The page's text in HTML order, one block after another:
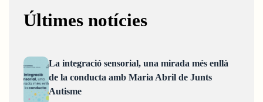
Últimes notícies
La integració sensorial, una mirada més enllà
de la conducta amb Maria Abril de Junts
Autisme